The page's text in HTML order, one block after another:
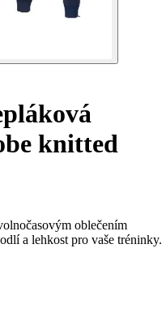
knitted
oblečením
a lehkost pro vaše tréninky.